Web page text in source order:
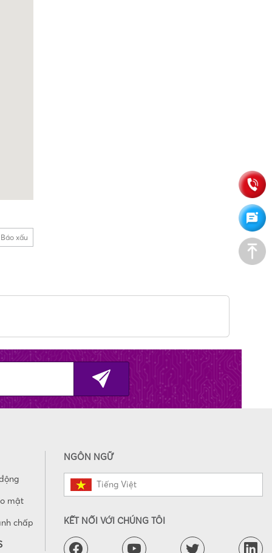
Báo xấu
mật
chấp
NGÔN NGỮ
Tiếng Việt
KẾT NỐI VỚI CHÚNG TÔI